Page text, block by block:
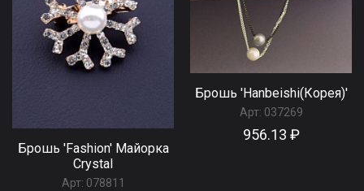
Брошь 'Fashion' Майорка
Сrystal
Арт: 078811
Брошь 'Hanbeishi(Корея)'
Арт: 037269
956.13 ₽